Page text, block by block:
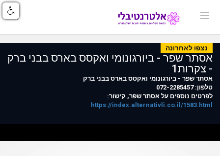
נצפו לאחרונה
אסתר שפר - ביורגונומי ואקסס בארס בבני ברק
- צקרות1
אסתר שפר - ביורגונומי ואקסס בארס בבני ברק
טלפון: 072-2285457
לפרטים נוספים על אסתר שפר, קישור:
https://index.alternativli.co.il/1583.html